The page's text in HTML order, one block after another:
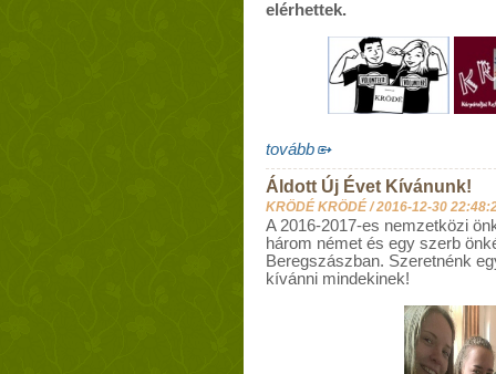
elérhettek.
tovább
Áldott Új Évet Kívánunk!
KRÖDÉ KRÖDÉ /2016-12-30
A 2016-2017-es nemzetközi
három német és egy szerb
Beregszászban. Szeretnénk
kívánni mindekinek!